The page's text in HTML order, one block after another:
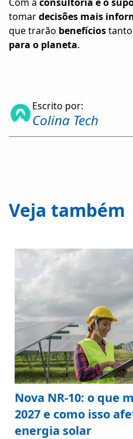
tomardecisões mais
que trarão benefícios
para o planeta.
Escrito por:
Colina Tech
Veja também
Nova NR-10: o que
2027 e como isso
energia solar